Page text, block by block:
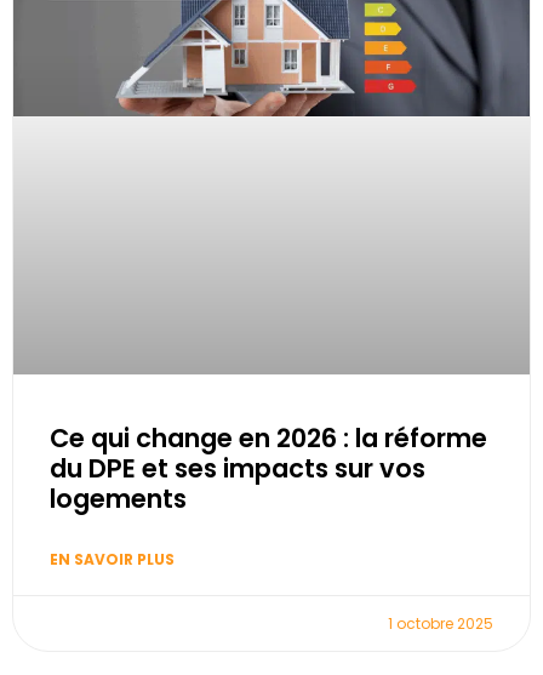
Ce qui change en 2026 : la réforme
du DPE et ses impacts sur vos
logements
EN SAVOIR PLUS
1 octobre 2025